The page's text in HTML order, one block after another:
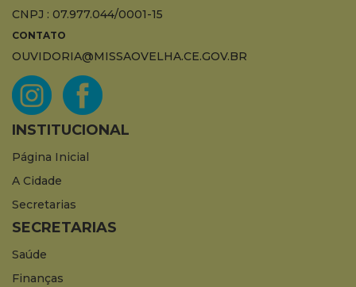
CNPJ : 07.977.044/0001-15
CONTATO
OUVIDORIA@MISSAOVELHA.CE.GOV.BR
INSTITUCIONAL
Página Inicial
A Cidade
Secretarias
SECRETARIAS
Saúde
Finanças